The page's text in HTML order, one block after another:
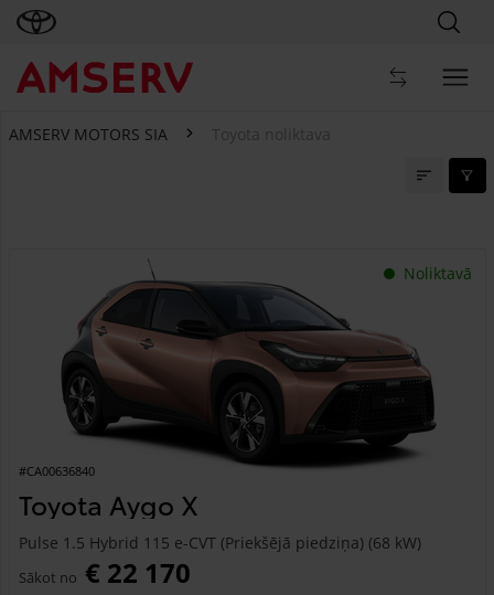
AMSERV MOTORS SIA Toyota noliktava
Noliktavā
#CA00636840
Toyota Aygo X
Pulse 1.5 Hybrid 115 e-CVT (Priekšējā piedziņa) (68 kW)
Sākot no € 22 170